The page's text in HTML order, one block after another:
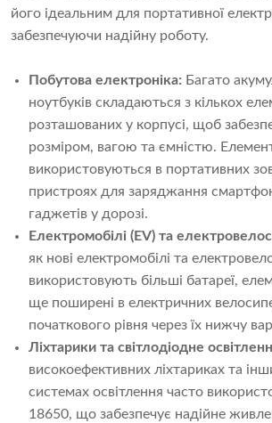
його ідеальним для портативної
забезпечуючи надійну роботу.
Побутова електроніка: Багато
ноутбуків складаються з кількох
розташованих у корпусі, щоб
розміром, вагою та ємністю.
використовуються в портативних
пристроях для заряджання
гаджетів у дорозі.
Електромобілі (EV) та
як нові електромобілі та
використовують більші батареї,
ще поширені в електричних
початкового рівня через їх нижчу
Ліхтарики та світлодіодне
високоефективних ліхтариках та
системах освітлення часто
18650, що забезпечує надійне